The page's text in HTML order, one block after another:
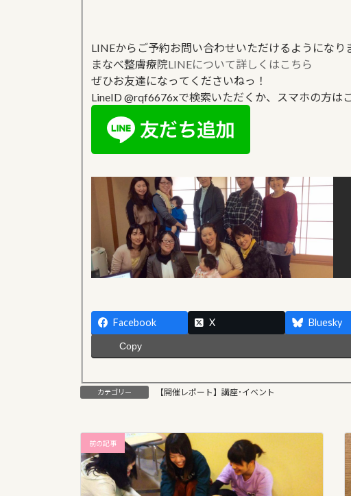
LINEからご予約お問い合わせいただけるようになり
まなべ整膚療院LINEについて詳しくはこちら
ぜひお友達になってくださいねっ！
LineID @rqf6676xで検索いただくか、スマホの方は
Facebook X Bluesky
Copy
カテゴリー 【開催レポート】講座･イベント
前の記事